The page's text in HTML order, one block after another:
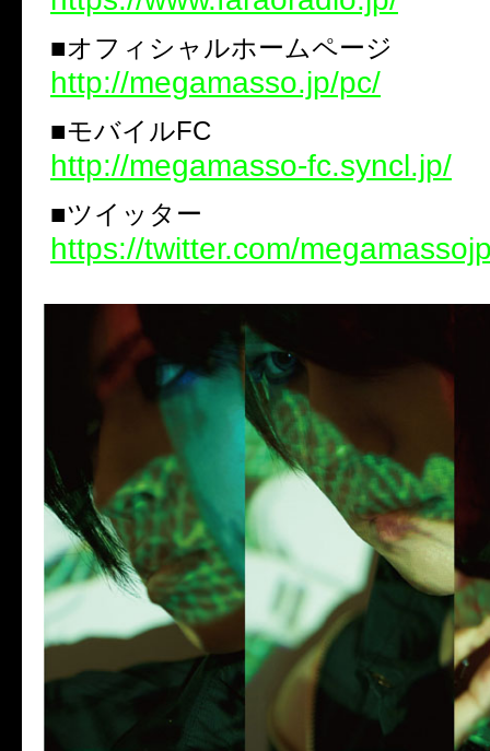
■オフィシャルホームページ
http://megamasso.jp/pc/
■モバイルFC
http://megamasso-fc.syncl.jp/
■ツイッター
https://twitter.com/